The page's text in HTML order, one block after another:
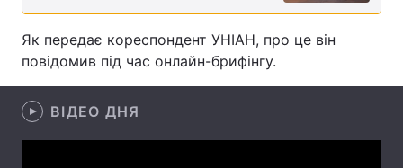
Цікавинки Погода
Лонгріди
Як передає кореспондент УНІАН, про це він
повідомив під час онлайн-брифінгу.
ВІДЕО ДНЯ